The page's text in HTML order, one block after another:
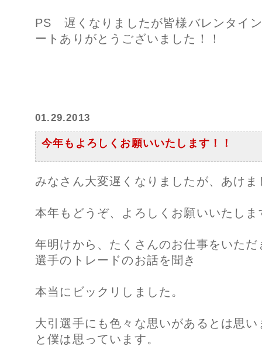
PS 遅くなりましたが皆様バレンタイ
ートありがとうございました！！
01.29.2013
今年もよろしくお願いいたします！！
みなさん大変遅くなりましたが、あけ
本年もどうぞ、よろしくお願いいたしま
年明けから、たくさんのお仕事をいた
選手のトレードのお話を聞き
本当にビックリしました。
大引選手にも色々な思いがあるとは思
と僕は思っています。